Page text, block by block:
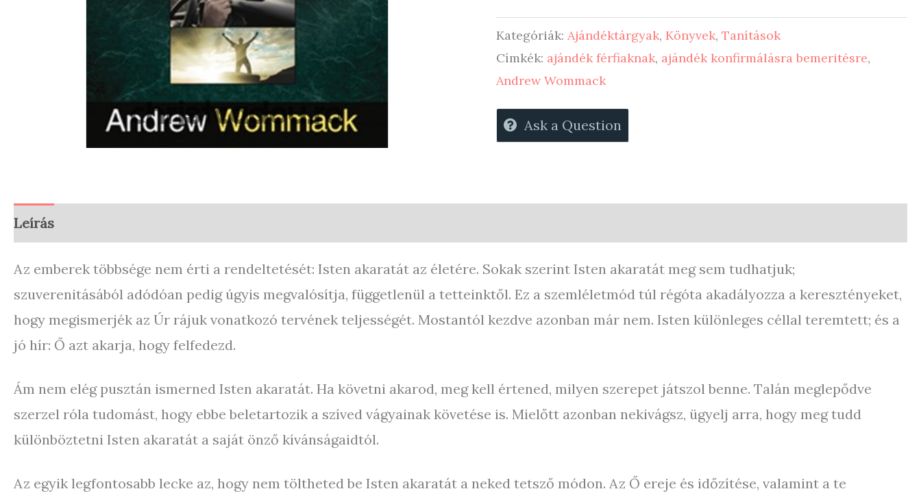
Kategóriák:Ajándéktárgyak,Könyvek,Tanítások
Címkék: ajándék férfiaknak, ajándék konfirmálásra bemeritésre,
Andrew Wommack
Ask a Question
Leírás
Az emberek többsége nem érti a rendeltetését: Isten akaratát az életére. Sokak szerint Isten akaratát meg sem tudhatjuk;
szuverenitásából adódóan pedig úgyis megvalósítja, függetlenül a tetteinktől. Ez a szemléletmód túl régóta akadályozza a keresztényeket,
hogy megismerjék az Úr rájuk vonatkozó tervének teljességét. Mostantól kezdve azonban már nem. Isten különleges céllal teremtett; és a
jó hír: Ő azt akarja, hogy felfedezd.
Ám nem elég pusztán ismerned Isten akaratát. Ha követni akarod, meg kell értened, milyen szerepet játszol benne. Talán meglepődve
szerzel róla tudomást, hogy ebbe beletartozik a szíved vágyainak követése is. Mielőtt azonban nekivágsz, ügyelj arra, hogy meg tudd
különböztetni Isten akaratát a saját önző kívánságaidtól.
Az egyik legfontosabb lecke az, hogy nem töltheted be Isten akaratát a neked tetsző módon. Az Ő ereje és időzítése, valamint a te